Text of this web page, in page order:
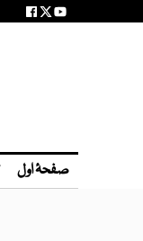
صفحۂ اول